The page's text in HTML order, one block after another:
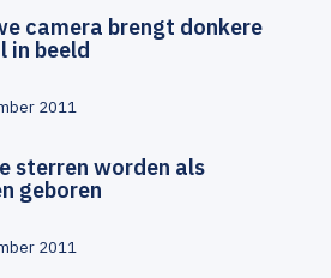
camera brengt donkere
in beeld
2011
sterren worden als
geboren
2011